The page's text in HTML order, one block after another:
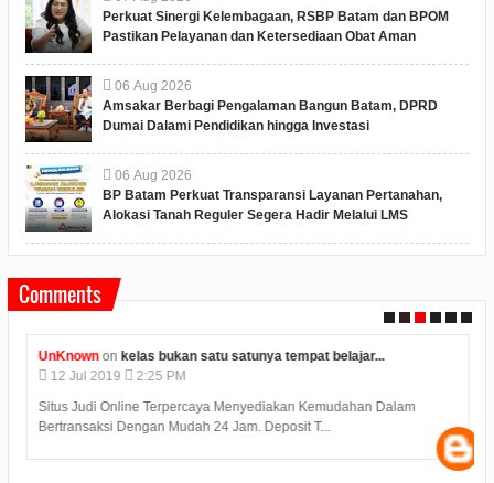
Perkuat Sinergi Kelembagaan, RSBP Batam dan BPOM
Pastikan Pelayanan dan Ketersediaan Obat Aman
06 Aug 2026
Amsakar Berbagi Pengalaman Bangun Batam, DPRD
Dumai Dalami Pendidikan hingga Investasi
06 Aug 2026
BP Batam Perkuat Transparansi Layanan Pertanahan,
Alokasi Tanah Reguler Segera Hadir Melalui LMS
Comments
UnKnownonkelas bukan satu satunya tempat belajar...
12 Jul 2019
2:25 PM
Situs Judi Online Terpercaya Menyediakan Kemudahan Dalam
Bertransaksi Dengan Mudah 24 Jam. Deposit T...